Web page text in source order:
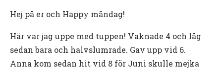
Hej på er och Happy måndag!
Här var jag uppe med tuppen! Vaknade 4 och låg
sedan bara och halvslumrade. Gav upp vid 6.
Anna kom sedan hit vid 8 för Juni skulle mejka